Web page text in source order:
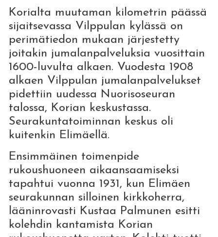
Korialta muutaman kilometrin päässä
sijaitsevassa Vilppulan kylässä on
perimätiedon mukaan järjestetty
joitakin jumalanpalveluksia vuosittain
1600-luvulta alkaen. Vuodesta 1908
alkaen Vilppulan jumalanpalvelukset
pidettiin uudessa Nuorisoseuran
talossa, Korian keskustassa.
Seurakuntatoiminnan keskus oli
kuitenkin Elimäellä.
Ensimmäinen toimenpide
rukoushuoneen aikaansaamiseksi
tapahtui vuonna 1931, kun Elimäen
seurakunnan silloinen kirkkoherra,
lääninrovasti Kustaa Palmunen esitti
kolehdin kantamista Korian